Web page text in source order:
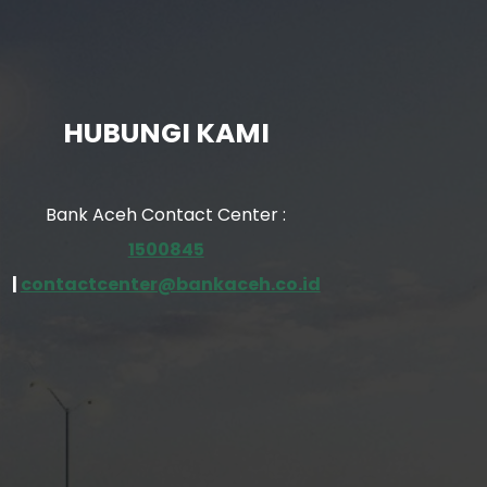
HUBUNGI KAMI
Bank Aceh Contact Center :
1500845
| contactcenter@bankaceh.co.id